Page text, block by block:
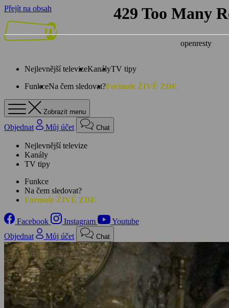
Přejít na obsah
Nejlevnější televizeKanályTV tipy
FunkceNa čem sledovat?Formule ŽIVĚ ZDE
Zobrazit menu
Objednat Můj účet Chat
Nejlevnější televize
Kanály
TV tipy
Funkce
Na čem sledovat?
Formule ŽIVĚ ZDE
Facebook Instagram
Youtube
Objednat
Můj účet Chat